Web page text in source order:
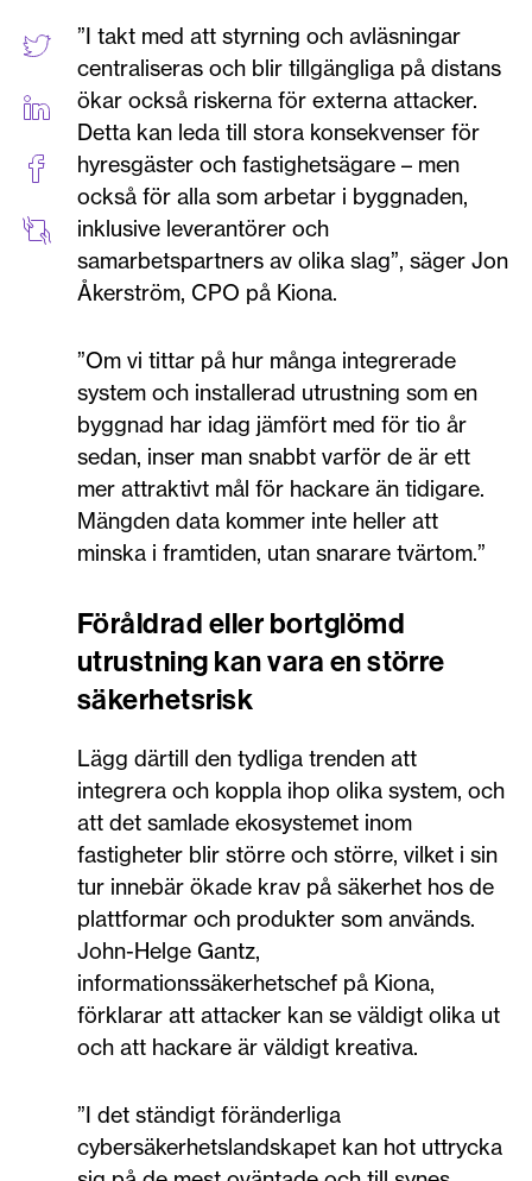
”I takt med att styrning och avläsningar
centraliseras och blir tillgängliga på distans
ökar också riskerna för externa attacker.
Detta kan leda till stora konsekvenser för
hyresgäster och fastighetsägare – men
också för alla som arbetar i byggnaden,
inklusive leverantörer och
samarbetspartners av olika slag”, säger Jon
Åkerström, CPO på Kiona.
”Om vi tittar på hur många integrerade
system och installerad utrustning som en
byggnad har idag jämfört med för tio år
sedan, inser man snabbt varför de är ett
mer attraktivt mål för hackare än tidigare.
Mängden data kommer inte heller att
minska i framtiden, utan snarare tvärtom.”
Föråldrad eller bortglömd
utrustning kan vara en större
säkerhetsrisk
Lägg därtill den tydliga trenden att
integrera och koppla ihop olika system, och
att det samlade ekosystemet inom
fastigheter blir större och större, vilket i sin
tur innebär ökade krav på säkerhet hos de
plattformar och produkter som används.
John-Helge Gantz,
informationssäkerhetschef på Kiona,
förklarar att attacker kan se väldigt olika ut
och att hackare är väldigt kreativa.
”I det ständigt föränderliga
cybersäkerhetslandskapet kan hot uttrycka